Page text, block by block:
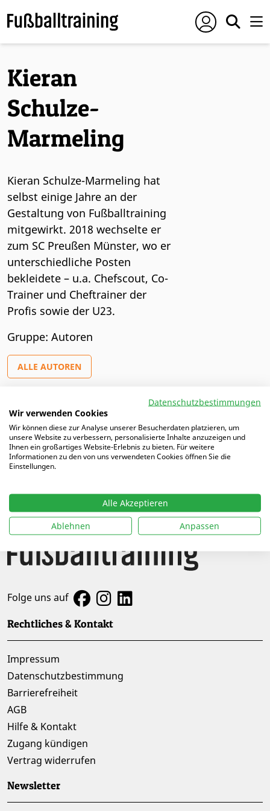
Kieran
Schulze-
Marmeling
Kieran Schulze-Marmeling hat
selbst einige Jahre an der
Gestaltung von Fußballtraining
mitgewirkt. 2018 wechselte er
zum SC Preußen Münster, wo er
unterschiedliche Posten
bekleidete – u.a. Chefscout, Co-
Trainer und Cheftrainer der
Profis sowie der U23.
Gruppe: Autoren
ALLE AUTOREN
Artikel von Kieran
05.05.2025 | Zentrumspieler mit der immer passenden
Folge uns auf
Rechtliches & Kontakt
Impressum
Datenschutzbestimmung
Barrierefreiheit
AGB
Hilfe & Kontakt
Zugang kündigen
Vertrag widerrufen
Newsletter
Datenschutzbestimmungen
Wir verwenden Cookies
Wir können diese zur Analyse unserer Besucherdaten platzieren, um
unsere Website zu verbessern, personalisierte Inhalte anzuzeigen und
Ihnen ein großartiges Website-Erlebnis zu bieten. Für weitere
Informationen zu den von uns verwendeten Cookies öffnen Sie die
Einstellungen.
Alle Akzeptieren
Ablehnen
Anpassen